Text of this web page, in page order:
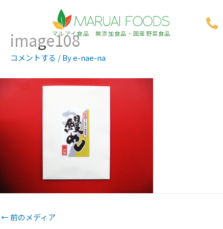
マルアイ食品 無添加食品・国産野菜食品
image108
コメントする / Bye-nae-na
←前のメディア